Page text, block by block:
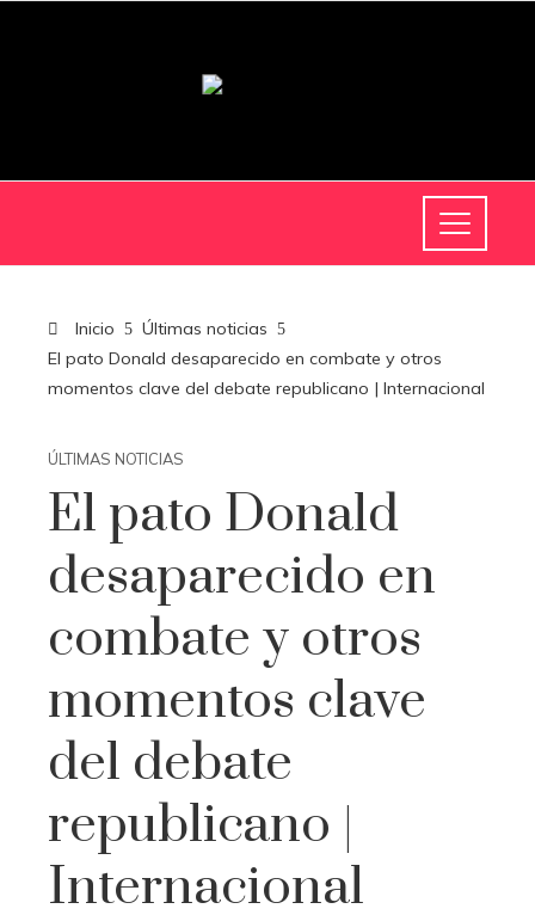
Inicio
Últimas noticias
El pato Donald desaparecido en combate y otros
momentos clave del debate republicano | Internacional
ÚLTIMAS NOTICIAS
El pato Donald
desaparecido en
combate y otros
momentos clave
del debate
republicano |
Internacional